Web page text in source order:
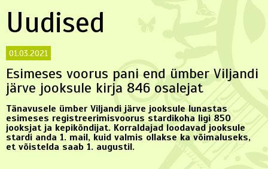
Uudised
01.03.2021
Esimeses voorus pani end ümber Viljandi
järve jooksule kirja 846 osalejat
Tänavusele ümber Viljandi järve jooksule lunastas
esimeses registreerimisvoorus stardikoha ligi 850
jooksjat ja kepikõndijat. Korraldajad loodavad jooksule
stardi anda 1. mail, kuid valmis ollakse ka võimaluseks,
et võistelda saab 1. augustil.